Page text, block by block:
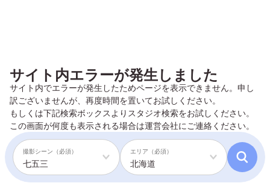
サイト内エラーが発生しました
サイト内でエラーが発生したためページを表示できません。申し
訳ございませんが、再度時間を置いてお試しください。
もしくは下記検索ボックスよりスタジオ検索をお試しください。
この画面が何度も表示される場合は運営会社にご連絡ください。
撮影シーン（必須）
七五三
エリア（必須）
北海道